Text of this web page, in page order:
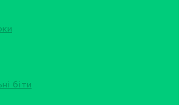
біти